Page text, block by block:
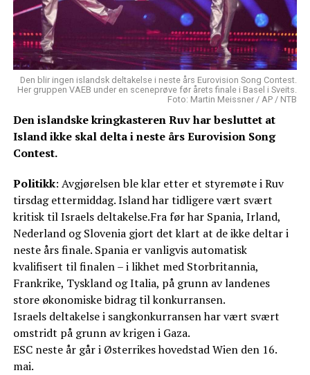
Den blir ingen islandsk deltakelse i neste års Eurovision Song Contest.
Her gruppen VAEB under en sceneprøve før årets finale i Basel i Sveits.
Foto: Martin Meissner / AP / NTB
Den islandske kringkasteren Ruv har besluttet at
Island ikke skal delta i neste års Eurovision Song
Contest.
Politikk: Avgjørelsen ble klar etter et styremøte i Ruv
tirsdag ettermiddag. Island har tidligere vært svært
kritisk til Israels deltakelse.Fra før har Spania, Irland,
Nederland og Slovenia gjort det klart at de ikke deltar i
neste års finale. Spania er vanligvis automatisk
kvalifisert til finalen – i likhet med Storbritannia,
Frankrike, Tyskland og Italia, på grunn av landenes
store økonomiske bidrag til konkurransen.
Israels deltakelse i sangkonkurransen har vært svært
omstridt på grunn av krigen i Gaza.
ESC neste år går i Østerrikes hovedstad Wien den 16.
mai.